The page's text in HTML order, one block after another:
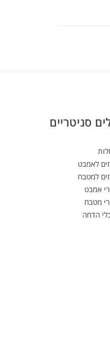
סניטריים
לאמבט
למטבח
אמבט
מטבח
הדחה